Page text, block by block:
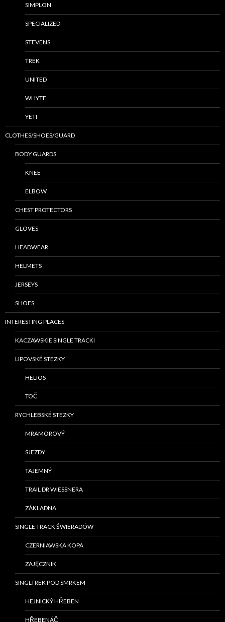
SIMPLON
SPECIALIZED
STEVENS
TREK
UNITED
WHYTE
YETI
CLOTHES/SHOES/GUARD
BODY GUARDS
KNEE
ELBOW
CHEST PROTECTORS
GLOVES
HEADWEAR
HELMETS
JERSEYS
SHOES
INTERESTING PLACES
KACZAWSKIE SINGLE TRACKI
LIPOVSKÉ STEZKY
HELIOS
TOČ
RYCHLEBSKÉ STEZKY
MRAMOROVÝ
SJEZDY
TAJEMNÝ
TRAIL DR WIESSNERA
ZÁKLADNA
SINGLE TRACK ŚWIERADÓW
CZERNIAWSKA KOPA
ZAJĘCZNIK
SINGLTREK POD SMRKEM
HEJNICKÝ HŘEBEN
HŘEBENÁČ